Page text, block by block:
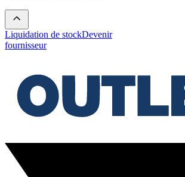
Liquidation de stockDevenir
fournisseur